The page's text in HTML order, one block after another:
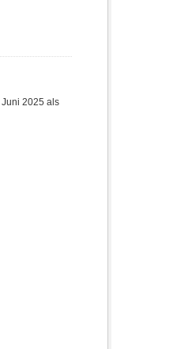
2025 als